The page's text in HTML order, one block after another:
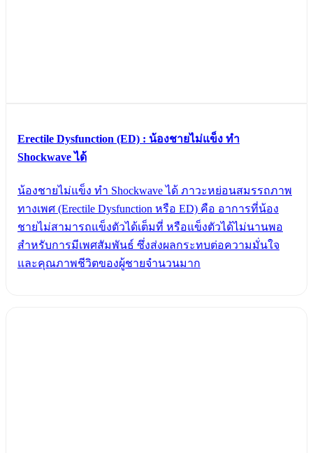
Erectile Dysfunction (ED) : น้องชายไม่แข็ง ทำ
Shockwave ได้
น้องชายไม่แข็ง ทำ Shockwave ได้ ภาวะหย่อนสมรรถภาพ
ทางเพศ (Erectile Dysfunction หรือ ED) คือ อาการที่น้อง
ชายไม่สามารถแข็งตัวได้เต็มที่ หรือแข็งตัวได้ไม่นานพอ
สำหรับการมีเพศสัมพันธ์ ซึ่งส่งผลกระทบต่อความมั่นใจ
และคุณภาพชีวิตของผู้ชายจำนวนมาก